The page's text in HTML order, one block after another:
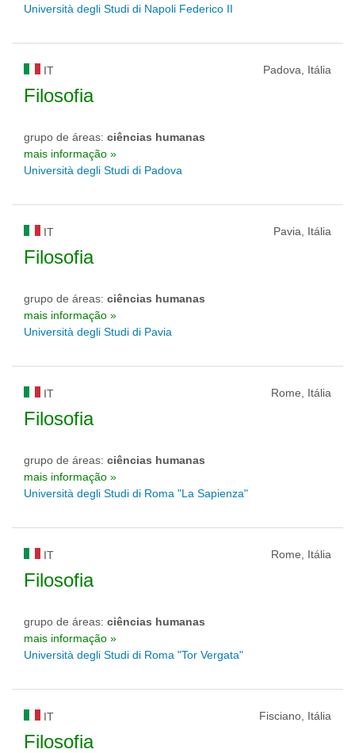
Università degli Studi di Napoli Federico II
IT Padova, Itália
Filosofia
grupo de áreas: ciências humanas
mais informação »
Università degli Studi di Padova
IT Pavia, Itália
Filosofia
grupo de áreas: ciências humanas
mais informação »
Università degli Studi di Pavia
IT Rome, Itália
Filosofia
grupo de áreas: ciências humanas
mais informação »
Università degli Studi di Roma "La Sapienza"
IT Rome, Itália
Filosofia
grupo de áreas: ciências humanas
mais informação »
Università degli Studi di Roma "Tor Vergata"
IT Fisciano, Itália
Filosofia